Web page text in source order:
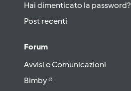
Hai dimenticato la password?
Post recenti
Forum
Avvisi e Comunicazioni
Bimby ®